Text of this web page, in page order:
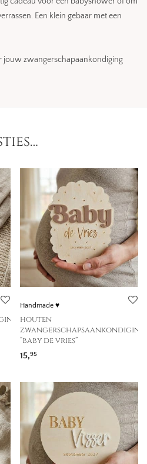
Een klein gebaar met een
jouw zwangerschapaankondiging
Handmade ♥
houten
zwangerschapsaankondiging
“baby de vries”
15,95